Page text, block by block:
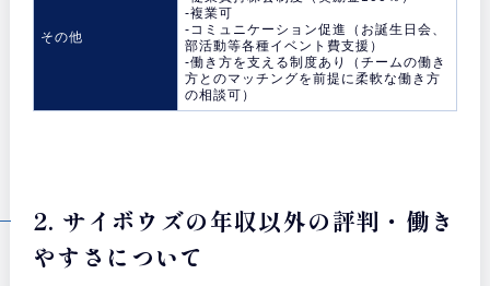
その他
-複業可
-コミュニケーション促進（お誕生日会、
部活動等各種イベント費支援）
-働き方を支える制度あり（チームの働き
方とのマッチングを前提に柔軟な働き方
の相談可）
2. サイボウズの年収以外の評判・働き
やすさについて